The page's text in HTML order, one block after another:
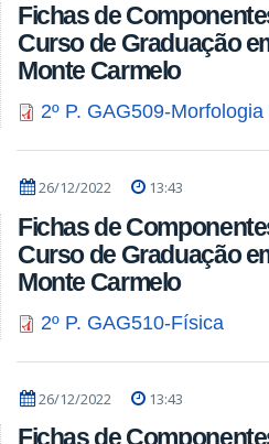
Fichas de
Curso de Graduação
Monte Carmelo
2º P. GAG509-Morfologia
26/12/2022 13:43
Fichas de
Curso de Graduação
Monte Carmelo
2º P. GAG510-Física
26/12/2022 13:43
Fichas de